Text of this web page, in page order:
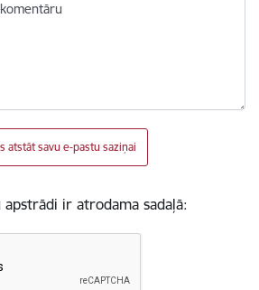
atstāt savu e-pastu saziņai
ir atrodama sadaļā: